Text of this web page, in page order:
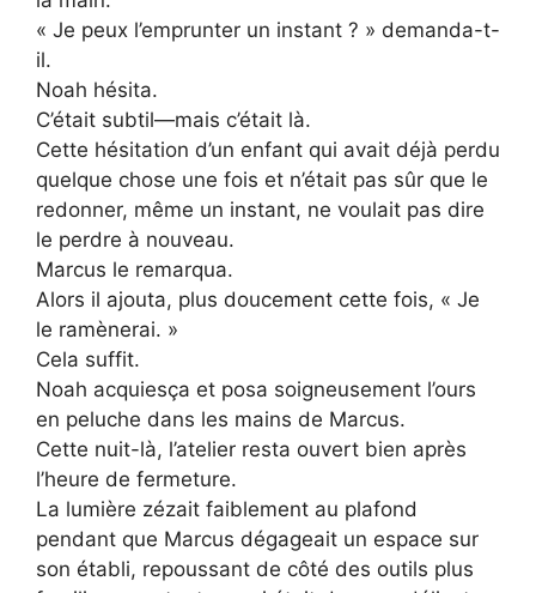
« Je peux l’emprunter un instant ? » demanda-t-
il.
Noah hésita.
C’était subtil—mais c’était là.
Cette hésitation d’un enfant qui avait déjà perdu
quelque chose une fois et n’était pas sûr que le
redonner, même un instant, ne voulait pas dire
le perdre à nouveau.
Marcus le remarqua.
Alors il ajouta, plus doucement cette fois, « Je
le ramènerai. »
Cela suffit.
Noah acquiesça et posa soigneusement l’ours
en peluche dans les mains de Marcus.
Cette nuit-là, l’atelier resta ouvert bien après
l’heure de fermeture.
La lumière zézait faiblement au plafond
pendant que Marcus dégageait un espace sur
son établi, repoussant de côté des outils plus